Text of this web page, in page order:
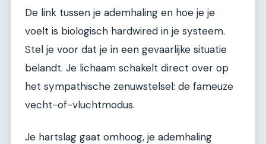
De link tussen je ademhaling en hoe je je
voelt is biologisch hardwired in je systeem.
Stel je voor dat je in een gevaarlijke situatie
belandt. Je lichaam schakelt direct over op
het sympathische zenuwstelsel: de fameuze
vecht-of-vluchtmodus.
Je hartslag gaat omhoog, je ademhaling